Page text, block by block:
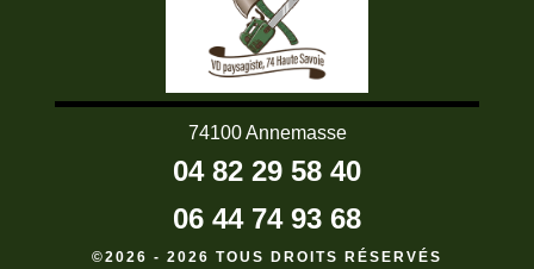
74100 Annemasse
04 82 29 58 40
06 44 74 93 68
©2026 - 2026 TOUS DROITS RÉSERVÉS